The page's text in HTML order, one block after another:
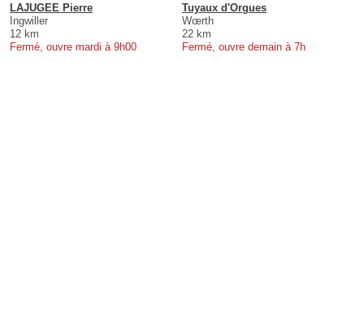
LAJUGEE Pierre
Ingwiller
12 km
Fermé, ouvre mardi à 9h00
Tuyaux d'Orgues
Wœrth
22 km
Fermé, ouvre demain à 7h